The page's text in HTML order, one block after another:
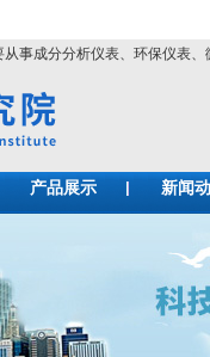
从事成分分析仪表、环保仪
产品展示 新闻